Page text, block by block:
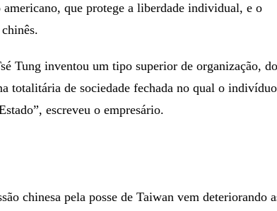
que protege a liberdade individual, e o
Tung inventou um tipo superior de organização, do
totalitária de sociedade fechada no qual o
escreveu o empresário.
chinesa pela posse de Taiwan vem deteriorando